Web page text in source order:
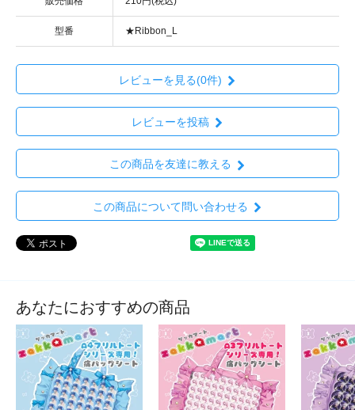
型番 ★Ribbon_L
レビューを見る(0件)
レビューを投稿
この商品を友達に教える
この商品について問い合わせる
あなたにおすすめの商品